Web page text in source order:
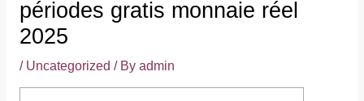
périodes gratis monnaie réel
2025
/ Uncategorized / By admin